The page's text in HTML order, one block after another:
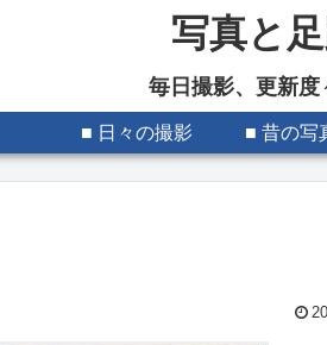
写真と
毎日撮影、更新度
■ 日々の撮影 ■ 昔の写